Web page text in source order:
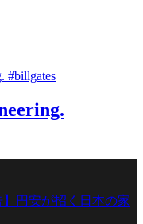
】円安が招く日本の家